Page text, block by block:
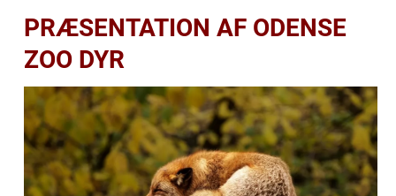
PRÆSENTATION AF ODENSE
ZOO DYR